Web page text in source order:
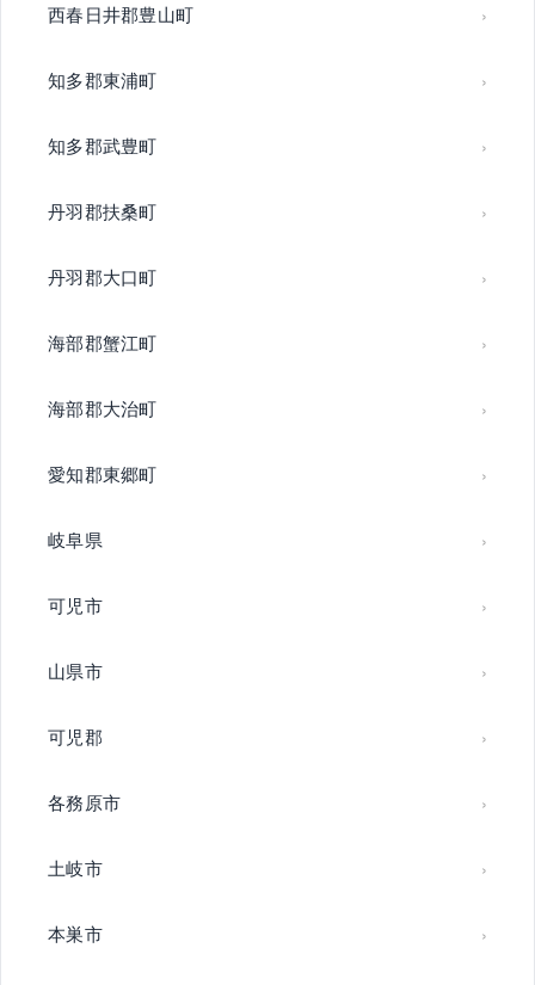
西春日井郡豊山町
知多郡東浦町
知多郡武豊町
丹羽郡扶桑町
丹羽郡大口町
海部郡蟹江町
海部郡大治町
愛知郡東郷町
岐阜県
可児市
山県市
可児郡
各務原市
土岐市
本巣市